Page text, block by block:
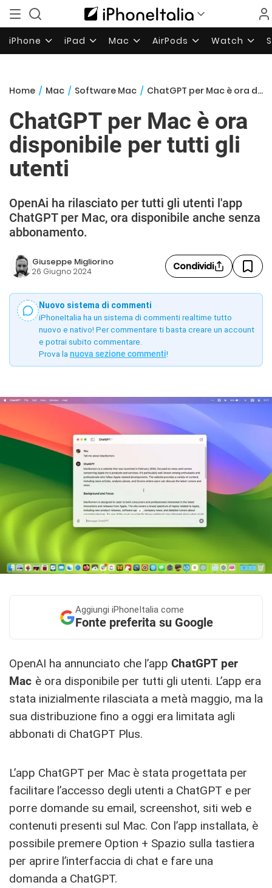
iPhone iPad Mac AirPods Watch
Home / Mac / Software Mac / ChatGPT per Mac è ora disponibile per tutti gli utenti
ChatGPT per Mac è ora
disponibile per tutti gli
utenti
OpenAi ha rilasciato per tutti gli utenti l'app
ChatGPT per Mac, ora disponibile anche senza
abbonamento.
Giuseppe Migliorino
26 Giugno 2024 Condividi
Nuovo sistema di commenti
iPhoneItalia ha un sistema di commenti realtime tutto
nuovo e nativo! Per commentare ti basta creare un account
e potrai subito commentare.
Prova la nuova sezione commenti!
Aggiungi iPhoneItalia come
Fonte preferita su Google
OpenAI ha annunciato che l’app ChatGPT per
Mac è ora disponibile per tutti gli utenti. L’app era
stata inizialmente rilasciata a metà maggio, ma la
sua distribuzione fino a oggi era limitata agli
abbonati di ChatGPT Plus.
L’app ChatGPT per Mac è stata progettata per
facilitare l’accesso degli utenti a ChatGPT e per
porre domande su email, screenshot, siti web e
contenuti presenti sul Mac. Con l’app installata, è
possibile premere Option + Spazio sulla tastiera
per aprire l’interfaccia di chat e fare una
domanda a ChatGPT.